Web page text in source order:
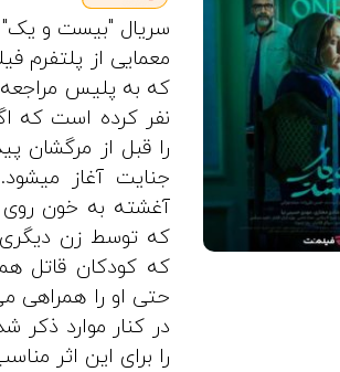
سریال "بیست و یک"
معمایی از
نفر کرده است که
را قبل از مرگشان
جنایت آغاز
آغشته به خون روی
که توسط زن
که کودکان قاتل
حتی او را همراهی
را برای این اثر